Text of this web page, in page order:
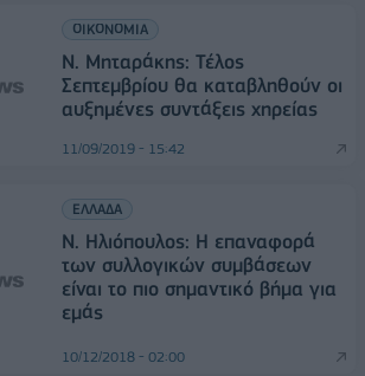
ΟΙΚΟΝΟΜΙΑ
Ν. Μηταράκης: Τέλος
Σεπτεμβρίου θα καταβληθούν οι
αυξημένες συντάξεις χηρείας
11/09/2019 - 15:42
ΕΛΛΑΔΑ
Ν. Ηλιόπουλος: Η επαναφορά
των συλλογικών συμβάσεων
είναι το πιο σημαντικό βήμα για
εμάς
10/12/2018 - 02:00